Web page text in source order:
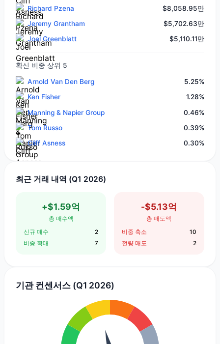
Richard Pzena
$8,058.95만
Jeremy Grantham
$5,702.63만
Joel Greenblatt
$5,110.11만
확신 비중 상위 5
Arnold Van Den Berg
5.25%
Ken Fisher
1.28%
Manning & Napier Group
0.46%
Tom Russo
0.39%
Cliff Asness
0.30%
최근 거래 내역 (Q1 2026)
+$1.59억
총 매수액
신규 매수
2
비중 확대
7
-$5.13억
총 매도액
비중 축소
10
전량 매도
2
기관 컨센서스 (Q1 2026)